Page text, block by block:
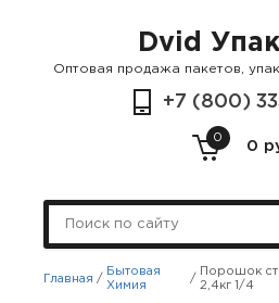
Dvid
Оптовая продажа пакетов,
+7 (800)
0
0
Главная /
Бытовая
Химия
/
Порошок
2,4кг 1/4